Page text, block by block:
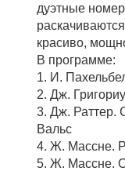
дуэтные
красиво,
В программе:
1. И.
2. Дж.
3. Дж. Раттер.
Вальс
4. Ж. Массне.
5. Ж. Массне.